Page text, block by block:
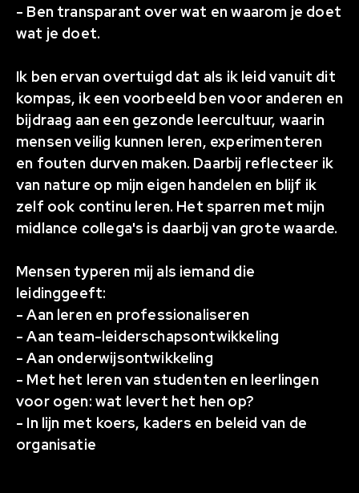
- Ben transparant over wat en waarom je doet
wat je doet.
Ik ben ervan overtuigd dat als ik leid vanuit dit
kompas, ik een voorbeeld ben voor anderen en
bijdraag aan een gezonde leercultuur, waarin
mensen veilig kunnen leren, experimenteren
en fouten durven maken. Daarbij reflecteer ik
van nature op mijn eigen handelen en blijf ik
zelf ook continu leren. Het sparren met mijn
midlance collega's is daarbij van grote waarde.
Mensen typeren mij als iemand die
leidinggeeft:
- Aan leren en professionaliseren
- Aan team-leiderschapsontwikkeling
- Aan onderwijsontwikkeling
- Met het leren van studenten en leerlingen
voor ogen: wat levert het hen op?
- In lijn met koers, kaders en beleid van de
organisatie